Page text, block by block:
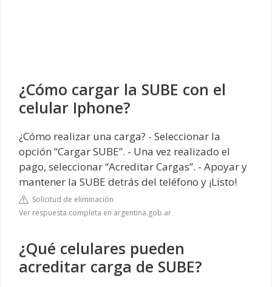
¿Cómo cargar la SUBE con el
celular Iphone?
¿Cómo realizar una carga? - Seleccionar la
opción “Cargar SUBE”. - Una vez realizado el
pago, seleccionar “Acreditar Cargas”. - Apoyar y
mantener la SUBE detrás del teléfono y ¡Listo!
Solicitud de eliminación
Ver respuesta completa en argentina.gob.ar
¿Qué celulares pueden
acreditar carga de SUBE?